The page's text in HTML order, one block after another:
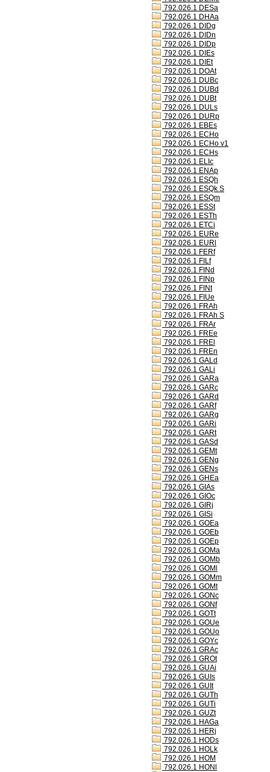
792.026.1 DESa
792.026.1 DHAa
792.026.1 DIDg
792.026.1 DIDn
792.026.1 DIDp
792.026.1 DIEs
792.026.1 DIEt
792.026.1 DOAt
792.026.1 DUBc
792.026.1 DUBd
792.026.1 DUBt
792.026.1 DULs
792.026.1 DURp
792.026.1 EBEs
792.026.1 ECHo
792.026.1 ECHo v1
792.026.1 ECHs
792.026.1 ELIc
792.026.1 ENAp
792.026.1 ESQh
792.026.1 ESQk S
792.026.1 ESQm
792.026.1 ESSt
792.026.1 ESTh
792.026.1 ETCi
792.026.1 EURe
792.026.1 EURl
792.026.1 FERf
792.026.1 FILf
792.026.1 FINd
792.026.1 FINp
792.026.1 FINt
792.026.1 FIUe
792.026.1 FRAh
792.026.1 FRAh S
792.026.1 FRAr
792.026.1 FREe
792.026.1 FREl
792.026.1 FREn
792.026.1 GALd
792.026.1 GALi
792.026.1 GARa
792.026.1 GARc
792.026.1 GARd
792.026.1 GARf
792.026.1 GARg
792.026.1 GARi
792.026.1 GARt
792.026.1 GASd
792.026.1 GEMt
792.026.1 GENg
792.026.1 GENs
792.026.1 GHEa
792.026.1 GIAs
792.026.1 GIOc
792.026.1 GIRj
792.026.1 GISi
792.026.1 GOEa
792.026.1 GOEb
792.026.1 GOEp
792.026.1 GOMa
792.026.1 GOMb
792.026.1 GOMl
792.026.1 GOMm
792.026.1 GOMt
792.026.1 GONc
792.026.1 GONf
792.026.1 GOTt
792.026.1 GOUe
792.026.1 GOUo
792.026.1 GOYc
792.026.1 GRAc
792.026.1 GROt
792.026.1 GUAi
792.026.1 GUIs
792.026.1 GUIt
792.026.1 GUTh
792.026.1 GUTi
792.026.1 GUZt
792.026.1 HAGa
792.026.1 HERj
792.026.1 HODs
792.026.1 HOLk
792.026.1 HOM
792.026.1 HONl